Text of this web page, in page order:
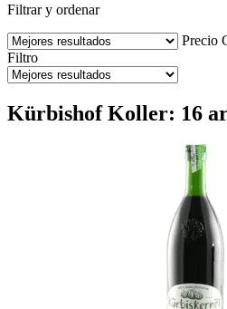
Filtrar y ordenar
Precio
Filtro
Kürbishof Koller: 16